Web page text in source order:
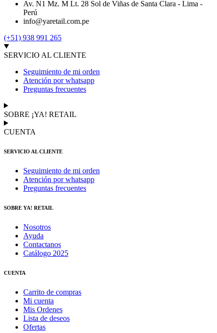
Av. N1 Mz. M Lt. 28 Sol de Viñas de Santa Clara - Lima -
Perú
info@yaretail.com.pe
(+51) 938 991 265
SERVICIO AL CLIENTE
Seguimiento de mi orden
Atención por whatsapp
Preguntas frecuentes
SOBRE ¡YA! RETAIL
CUENTA
SERVICIO AL CLIENTE
Seguimiento de mi orden
Atención por whatsapp
Preguntas frecuentes
SOBRE YA! RETAIL
Nosotros
Ayuda
Contactanos
Catálogo 2025
CUENTA
Carrito de compras
Mi cuenta
Mis Ordenes
Lista de deseos
Ofertas